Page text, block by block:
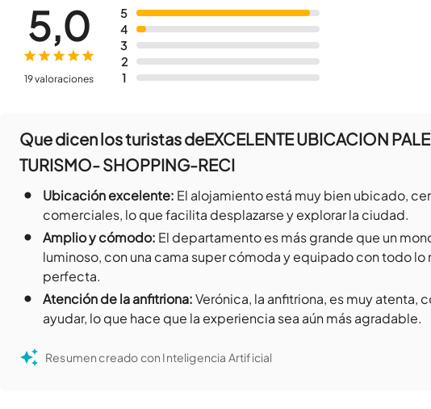
5
4
3
2
1
5,0
19 valoraciones
Que dicen los turistas deEXCELENTE UBICACION
TURISMO- SHOPPING-RECI
• Ubicación excelente: El alojamiento está muy bien ubicado,
comerciales, lo que facilita desplazarse y explorar la ciudad.
• Amplio y cómodo: El departamento es más grande que un
luminoso, con una cama super cómoda y equipado con todo lo
perfecta.
• Atención de la anfitriona:Verónica, la anfitriona, es muy atenta,
ayudar, lo que hace que la experiencia sea aún más agradable.
Resumen creado con Inteligencia Artificial